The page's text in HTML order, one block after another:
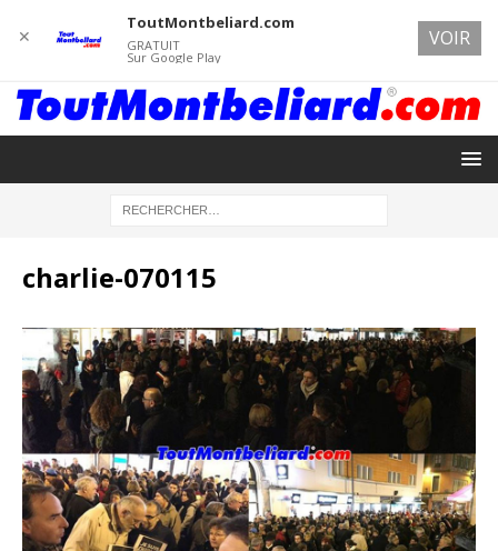
charlie-070115
✕
ToutMontbeliard.com
GRATUIT
Sur Google Play
VOIR